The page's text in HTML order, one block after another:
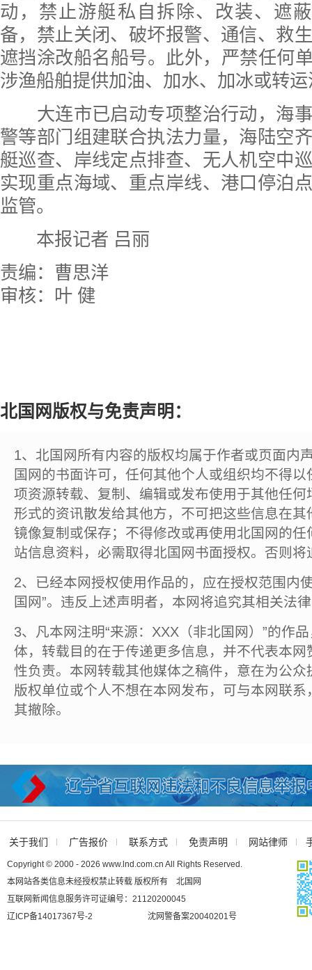
动，禁止游艇私自拆除、改装、遮
备，禁止关闭、破坏报警、通信、救
遮挡涂改船名船号。此外，严禁任何
涉渔船舶提供加油、加水、加冰或转
大连市已启动专项整治行动，海事
警等部门组建联合执法力量，海陆空
艇巡查、岸线定点排查、无人机空中
实现重点海域、重点岸线、港口停泊
监管。
本报记者 吕丽
责编：曹思洋
审核：叶 健
北国网版权与免责声明：
1、北国网所有内容的版权均属于作者或页面内
国网的书面许可，任何其他个人或组织均不得
项资源转载、复制、编辑或发布使用于其他任
形式的资讯散发给其他方，不可把这些信息在
镜像复制或保存；不得修改或再使用北国网的
站信息资料，必需取得北国网书面授权。否则将
2、已经本网授权使用作品的，应在授权范围内
国网”。违反上述声明者，本网将追究其相关法
3、凡本网注明“来源：XXX（非北国网）”的作
体，转载目的在于传递更多信息，并不代表本
性负责。本网转载其他媒体之稿件，意在为公
版权单位或个人不想在本网发布，可与本网联
其撤除。
关于我们 广告报价 联系方式 免责声明 网站律师
Copyright © 2000 - 2026 www.lnd.com.cn All Rights Reserved.
本网站各类信息未经授权禁止转载 版权所有 北国网
互联网新闻信息服务许可证编号：21120200045
辽ICP备14017367号-2
沈网警备案20040201号